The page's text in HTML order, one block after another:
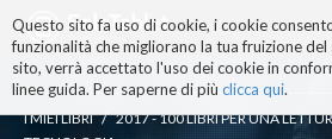
Questo sito fa uso di cookie, i cookie
funzionalità che migliorano la tua fruizione
sito, verrà accettato l'uso dei cookie in
linee guida. Per saperne di più clicca qui.
ai
contenuti.
|
alla
I MIEI LIBRI / 2017 - 100 LIBRI PER UNA